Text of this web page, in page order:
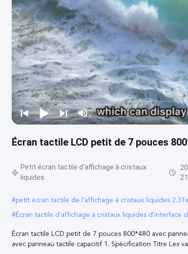
Écran tactile LCD petit de 7 pouces
Petit écran tactile d'affichage à cristaux
liquides
21
#petit écran tactile de l'affichage à cristaux liquides
#Écran tactile d'affichage à cristaux liquides d'interface
Écran tactile LCD petit de 7 pouces 800*480 avec
avec panneau tactile capacitif 1. Spécification Titre Les